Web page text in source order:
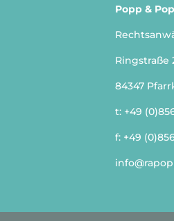
Popp &
Ringstraße
84347
t: +49
f: +49